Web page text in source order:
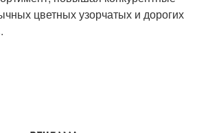
цветных узорчатых и дорогих